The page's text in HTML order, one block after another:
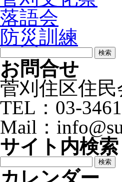
落語会
防災訓練
検
索:
お問合せ
菅刈住区住
TEL：03-
Mail：
サイト内検索
検
索: